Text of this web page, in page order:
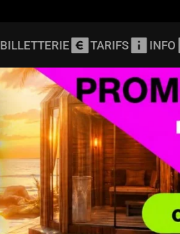
BILLETTERIE TARIFS INFO